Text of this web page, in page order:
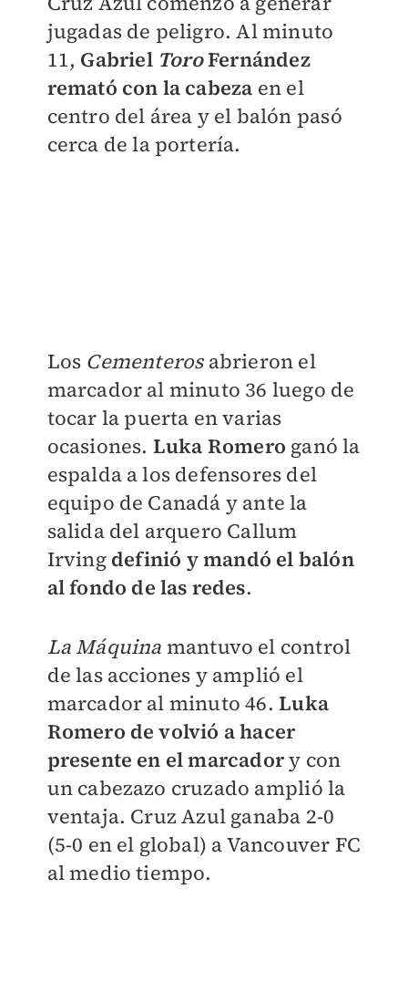
jugadas de peligro. Al minuto
11, Gabriel ToroFernández
remató con la cabeza en el
centro del área y el balón pasó
cerca de la portería.
Los Cementerosabrieron el
marcador al minuto 36 luego de
tocar la puerta en varias
ocasiones. Luka Romero ganó la
espalda a los defensores del
equipo de Canadá y ante la
salida del arquero Callum
Irving definió y mandó el balón
al fondo de las redes.
La Máquina mantuvo el control
de las acciones y amplió el
marcador al minuto 46.Luka
Romero de volvió a hacer
presente en el marcadory con
un cabezazo cruzado amplió la
ventaja. Cruz Azul ganaba 2-0
(5-0 en el global) a Vancouver FC
al medio tiempo.